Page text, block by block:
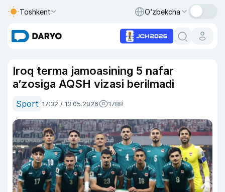
Toshkent O‘zbekcha
Iroq terma jamoasining 5 nafar
a’zosiga AQSH vizasi berilmadi
Sport 17:32 / 13.05.2026 1788